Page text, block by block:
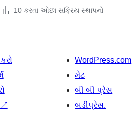
10 કરતા ઓછા સક્રિય સ્થાપનો
↗
WordPress.com
મેટ
બી બી પ્રેસ
બડીપ્રેસ.